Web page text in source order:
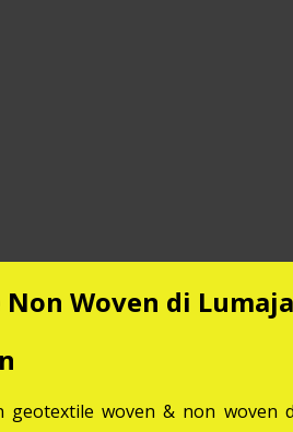
Woven di
woven & non woven